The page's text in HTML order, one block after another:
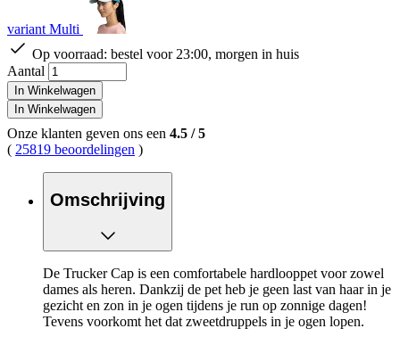
variant Multi
Op voorraad: bestel voor 23:00, morgen in huis
Aantal
In Winkelwagen
In Winkelwagen
Onze klanten geven ons een 4.5 /5
( 25819 beoordelingen )
Omschrijving
De Trucker Cap is een comfortabele hardlooppet voor zowel
dames als heren. Dankzij de pet heb je geen last van haar in je
gezicht en zon in je ogen tijdens je run op zonnige dagen!
Tevens voorkomt het dat zweetdruppels in je ogen lopen.